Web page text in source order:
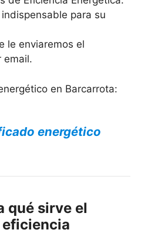
para su
le enviaremos el
email.
en Barcarrota:
energético
qué sirve el